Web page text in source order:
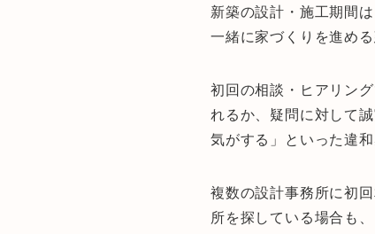
新築の設計・施工期間
一緒に家づくりを進め
初回の相談・ヒアリン
れるか、疑問に対して
気がする」といった違
複数の設計事務所に初
所を探している場合も